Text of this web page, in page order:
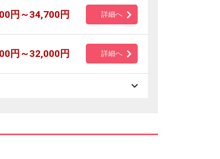
円～34,700円 詳細へ
円～32,000円 詳細へ